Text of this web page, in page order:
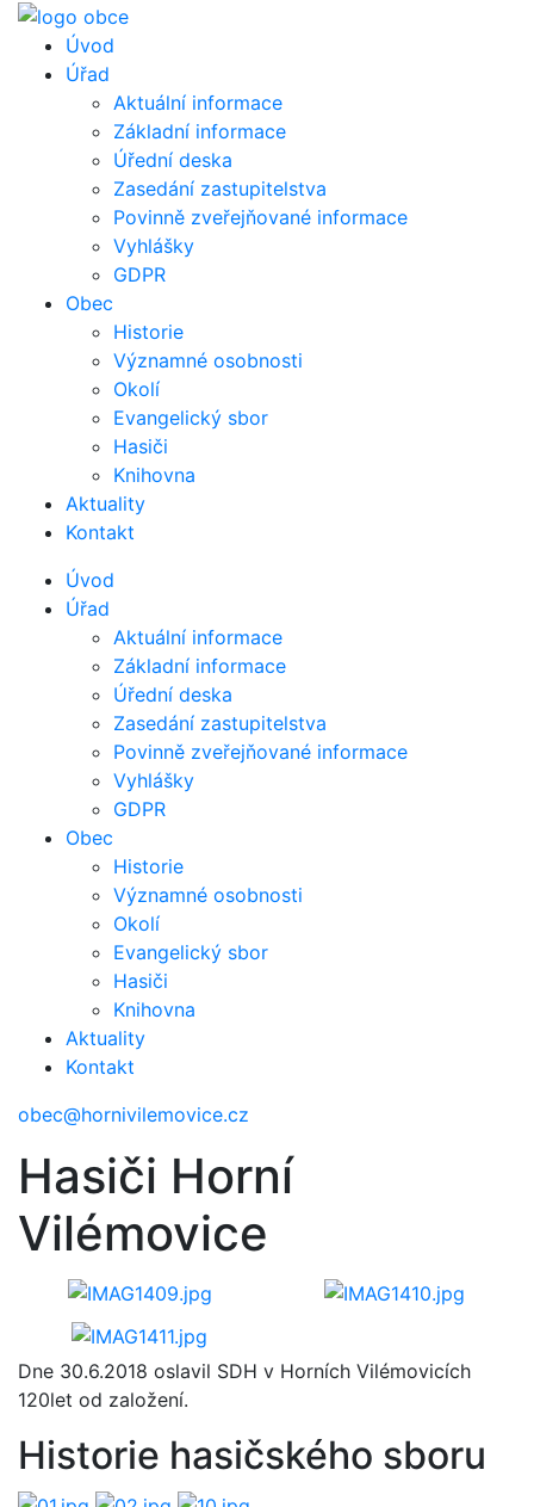
Úvod
Úřad
Aktuální informace
Základní informace
Úřední deska
Zasedání zastupitelstva
Povinně zveřejňované informace
Vyhlášky
GDPR
Obec
Historie
Významné osobnosti
Okolí
Evangelický sbor
Hasiči
Knihovna
Aktuality
Kontakt
Úvod
Úřad
Aktuální informace
Základní informace
Úřední deska
Zasedání zastupitelstva
Povinně zveřejňované informace
Vyhlášky
GDPR
Obec
Historie
Významné osobnosti
Okolí
Evangelický sbor
Hasiči
Knihovna
Aktuality
Kontakt
obec@hornivilemovice.cz
Hasiči Horní
Vilémovice
Dne 30.6.2018 oslavil SDH v Horních Vilémovicích
120let od založení.
Historie hasičského sboru